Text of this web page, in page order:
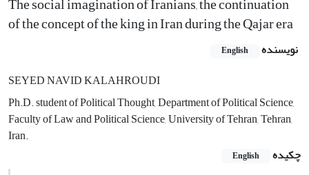
of the concept of the king in Iran during the Qajar era
نویسنده English
SEYED NAVID KALAHROUDI
Ph.D. student of Political Thought, Department of Political Science,
Faculty of Law and Political Science, University of Tehran, Tehran,
Iran.
چکیده
English